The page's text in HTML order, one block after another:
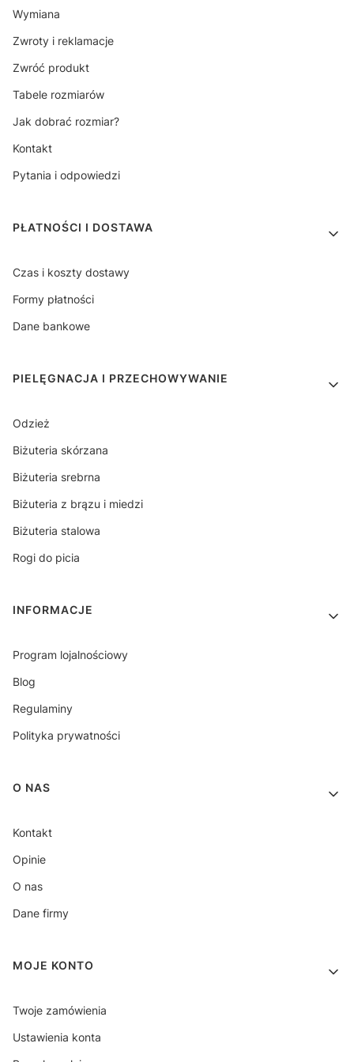
Wymiana
Zwroty i reklamacje
Zwróć produkt
Tabele rozmiarów
Jak dobrać rozmiar?
Kontakt
Pytania i odpowiedzi
PŁATNOŚCI I DOSTAWA
Czas i koszty dostawy
Formy płatności
Dane bankowe
PIELĘGNACJA I PRZECHOWYWANIE
Odzież
Biżuteria skórzana
Biżuteria srebrna
Biżuteria z brązu i miedzi
Biżuteria stalowa
Rogi do picia
INFORMACJE
Program lojalnościowy
Blog
Regulaminy
Polityka prywatności
O NAS
Kontakt
Opinie
O nas
Dane firmy
MOJE KONTO
Twoje zamówienia
Ustawienia konta